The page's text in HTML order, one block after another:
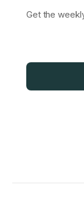
Get the